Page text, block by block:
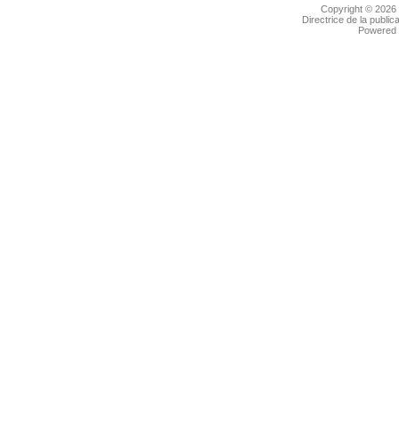
Copyright © 2026
Directrice de la